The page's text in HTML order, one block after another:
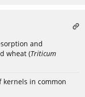
and
wheat (Triticum
kernels in common